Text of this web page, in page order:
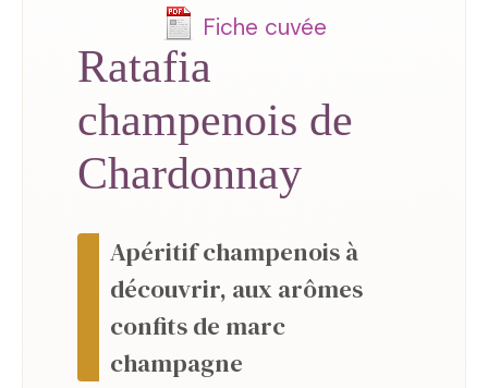
Fiche cuvée
Ratafia
champenois de
Chardonnay
Apéritif champenois à
découvrir, aux arômes
confits de marc
champagne